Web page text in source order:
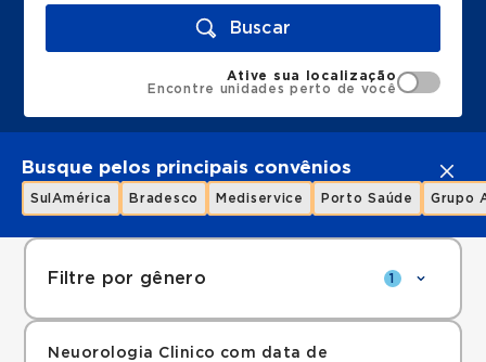
Buscar
Ative sua localização
Encontre unidades perto de você
Busque pelos principais convênios
SulAmérica Bradesco Mediservice Porto Saúde Grupo
Filtre por gênero 1
Neuorologia Clinico com data de